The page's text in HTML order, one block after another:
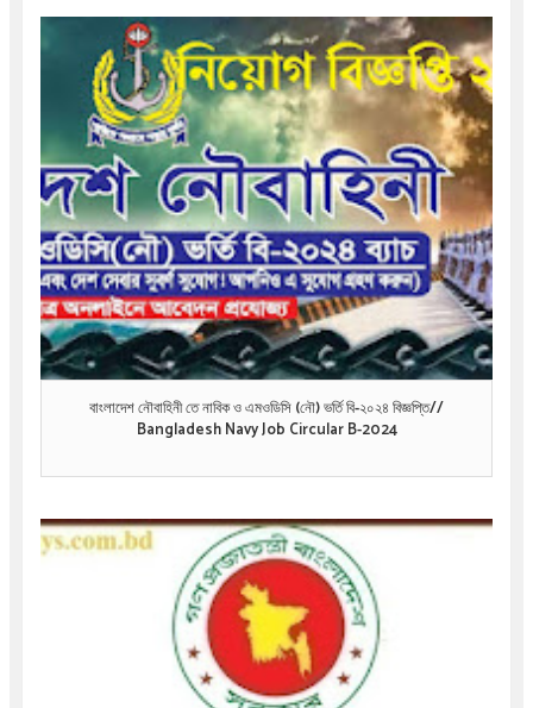
বাংলাদেশ নৌবাহিনী তে নাবিক ও এমওডিসি (নৌ) ভর্তি বি-২০২৪ বিজ্ঞপ্তি//
Bangladesh Navy Job Circular B-2024